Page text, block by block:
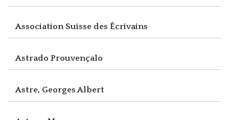
Association Suisse des Écrivains
Astrado Prouvençalo
Astre, Georges Albert